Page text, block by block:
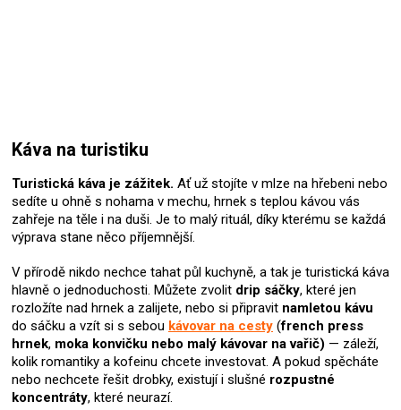
Káva na turistiku
Turistická káva je zážitek. Ať už stojíte v mlze na hřebeni nebo
sedíte u ohně s nohama v mechu, hrnek s teplou kávou vás
zahřeje na těle i na duši. Je to malý rituál, díky kterému se každá
výprava stane něco příjemnější.
V přírodě nikdo nechce tahat půl kuchyně, a tak je turistická káva
hlavně o jednoduchosti. Můžete zvolit drip sáčky, které jen
rozložíte nad hrnek a zalijete, nebo si připravit namletou kávu
do sáčku a vzít si s sebou kávovar na cesty (french press
hrnek, moka konvičku nebo malý kávovar na vařič) — záleží,
kolik romantiky a kofeinu chcete investovat. A pokud spěcháte
nebo nechcete řešit drobky, existují i slušné rozpustné
koncentráty, které neurazí.